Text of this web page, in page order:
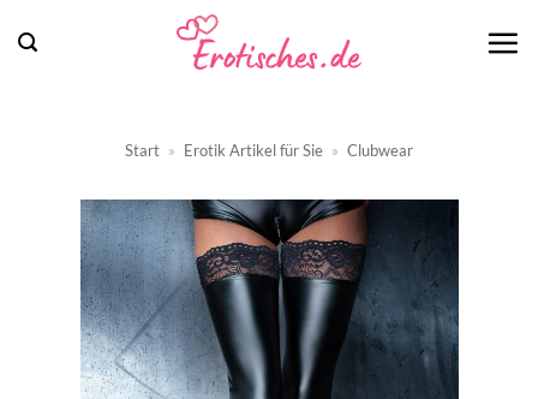
Inhalt
Start » Erotik Artikel für Sie » Clubwear